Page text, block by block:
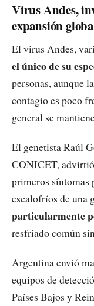
Virus Andes,
expansión
El virus Andes,
el único de su
personas, aunque
contagio es poco
general se
El genetista Raúl
CONICET,
primeros síntomas
escalofríos de una
particularmente
resfriado común
Argentina envió
equipos de
Países Bajos y